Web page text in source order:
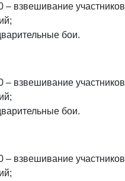
– взвешивание участников
бои.
– взвешивание участников
бои.
– взвешивание участников